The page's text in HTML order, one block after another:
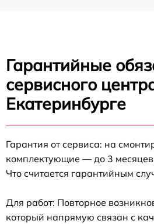
Гарантийные
сервисного
Екатеринбурге
Гарантия от сервиса: на
комплектующие — до 3
Что считается гарантийным
Для работ: Повторное
который напрямую связан с